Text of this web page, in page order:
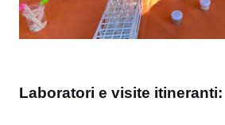
Laboratori e visite itineranti: